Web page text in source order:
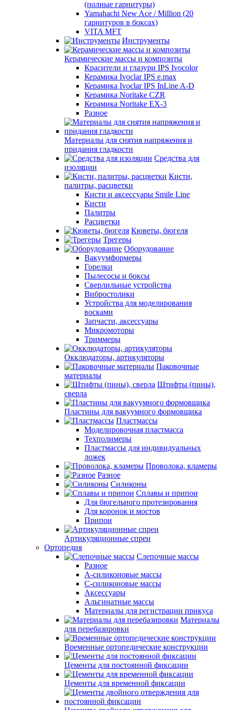
(полные гарнитуры)
Yamahachi New Ace / Million (20
гарнитуров в боксах)
VITA MFT
Инструменты
Керамические массы и композиты
Красители и глазури IPS Ivocolor
Керамика Ivoclar IPS e.max
Керамика Ivoclar IPS InLine A-D
Керамика Noritake CZR
Керамика Noritake EX-3
Разное
Материалы для снятия напряжения и
придания гладкости
Средства для
изоляции
Кисти,
палитры, расцветки
Кисти и аксессуары Smile Line
Кисти
Палитры
Расцветки
Кюветы, бюгеля
Трегеры
Оборудование
Вакуумформеры
Горелки
Пылесосы и боксы
Сверлильные устройства
Вибростолики
Устройства для моделирования
восками
Запчасти, аксессуары
Микромоторы
Триммеры
Окклюдаторы, артикуляторы
Паковочные
материалы
Штифты (пины),
сверла
Пластины для вакуумного формовщика
Пластмассы
Моделировочная пластмасса
Техполимеры
Пластмассы для индивидуальных
ложек
Проволока, кламеры
Разное
Силиконы
Сплавы и припои
Для бюгельного протезирования
Для коронок и мостов
Припои
Артикуляционные спреи
Ортопедия
Слепочные массы
Разное
А-силиконовые массы
С-силиконовые массы
Аксессуары
Альгинатные массы
Материалы для регистрации прикуса
Материалы
для перебазировки
Временные ортопедические конструкции
Цементы для постоянной фиксации
Цементы для временной фиксации